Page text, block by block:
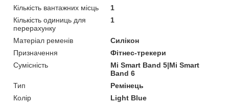
Кількість вантажних місць
1
Кількість одиниць для
перерахунку
1
Матеріал ременів
Силікон
Призначення
Фітнес-трекери
Сумісність
Mi Smart Band 5|Mi Smart
Band 6
Тип
Ремінець
Колір
Light Blue